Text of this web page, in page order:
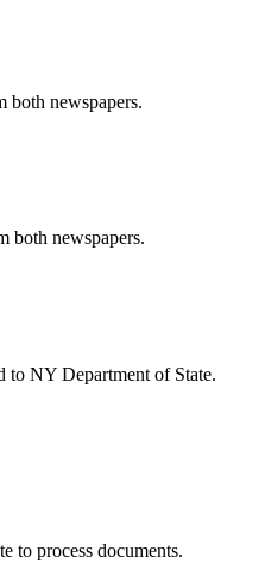
both newspapers.
both newspapers.
to NY Department of State.
to process documents.